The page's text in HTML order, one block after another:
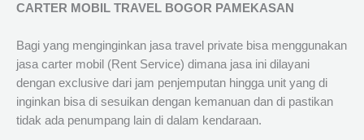
CARTER MOBIL TRAVEL BOGOR PAMEKASAN
Bagi yang menginginkan jasa travel private bisa menggunakan
jasa carter mobil (Rent Service) dimana jasa ini dilayani
dengan exclusive dari jam penjemputan hingga unit yang di
inginkan bisa di sesuikan dengan kemanuan dan di pastikan
tidak ada penumpang lain di dalam kendaraan.